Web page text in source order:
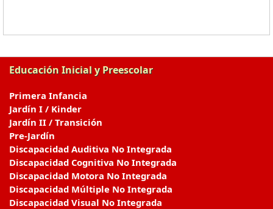
Educación Inicial y Preescolar
Primera Infancia
Jardín I / Kinder
Jardín II / Transición
Pre-Jardín
Discapacidad Auditiva No Integrada
Discapacidad Cognitiva No Integrada
Discapacidad Motora No Integrada
Discapacidad Múltiple No Integrada
Discapacidad Visual No Integrada